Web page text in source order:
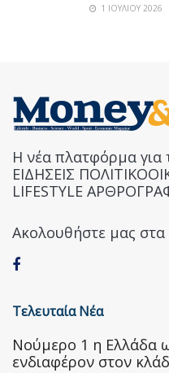
1 ΙΟΥΛΊΟΥ 2026
Η νέα πλατφόρμα για
ΕΙΔΗΣΕΙΣ
LIFESTYLE
Ακολουθήστε μας
Τελευταία Νέα
Nούμερο 1 η Ελλάδα
ενδιαφέρον στον